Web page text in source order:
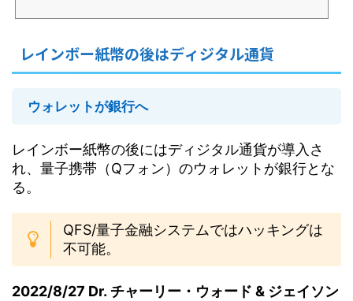
レインボー紙幣の後はディジタル通貨
ウォレットが銀行へ
レインボー紙幣の後にはディジタル通貨が導入さ
れ、量子携帯（Qフォン）のウォレットが銀行とな
る。
QFS/量子金融システムではハッキングは
不可能。
2022/8/27 Dr. チャーリー・ウォード & ジェイソン